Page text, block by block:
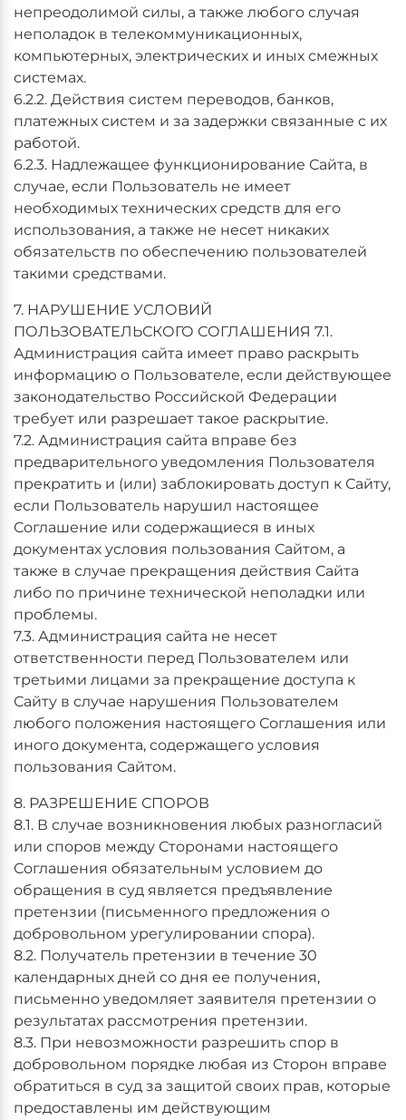
непреодолимой силы, а также любого случая
неполадок в телекоммуникационных,
компьютерных, электрических и иных смежных
системах.
6.2.2. Действия систем переводов, банков,
платежных систем и за задержки связанные с их
работой.
6.2.3. Надлежащее функционирование Сайта, в
случае, если Пользователь не имеет
необходимых технических средств для его
использования, а также не несет никаких
обязательств по обеспечению пользователей
такими средствами.
7. НАРУШЕНИЕ УСЛОВИЙ
ПОЛЬЗОВАТЕЛЬСКОГО СОГЛАШЕНИЯ 7.1.
Администрация сайта имеет право раскрыть
информацию о Пользователе, если действующее
законодательство Российской Федерации
требует или разрешает такое раскрытие.
7.2. Администрация сайта вправе без
предварительного уведомления Пользователя
прекратить и (или) заблокировать доступ к Сайту,
если Пользователь нарушил настоящее
Соглашение или содержащиеся в иных
документах условия пользования Сайтом, а
также в случае прекращения действия Сайта
либо по причине технической неполадки или
проблемы.
7.3. Администрация сайта не несет
ответственности перед Пользователем или
третьими лицами за прекращение доступа к
Сайту в случае нарушения Пользователем
любого положения настоящего Соглашения или
иного документа, содержащего условия
пользования Сайтом.
8. РАЗРЕШЕНИЕ СПОРОВ
8.1. В случае возникновения любых разногласий
или споров между Сторонами настоящего
Соглашения обязательным условием до
обращения в суд является предъявление
претензии (письменного предложения о
добровольном урегулировании спора).
8.2. Получатель претензии в течение 30
календарных дней со дня ее получения,
письменно уведомляет заявителя претензии о
результатах рассмотрения претензии.
8.3. При невозможности разрешить спор в
добровольном порядке любая из Сторон вправе
обратиться в суд за защитой своих прав, которые
предоставлены им действующим